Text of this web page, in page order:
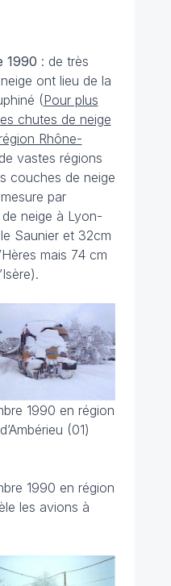
1990 : de très
ont lieu de la
(Pour plus
chutes de neige
Rhône-
vastes régions
couches de neige
par
neige à Lyon-
Saunier et 32cm
mais 74 cm
1990 en région
(01)
1990 en région
les avions à